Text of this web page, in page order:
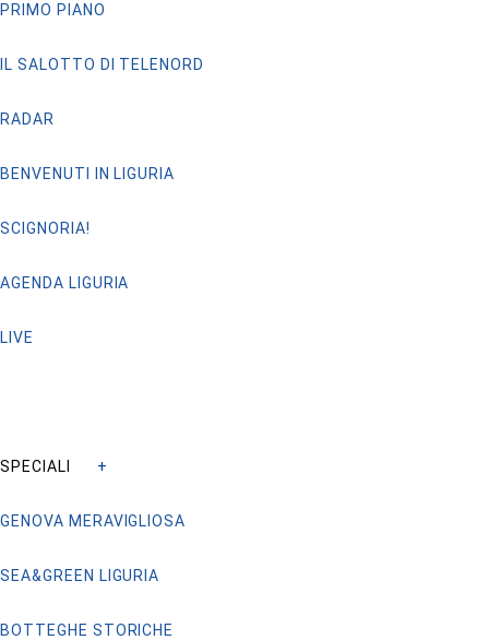
PRIMO PIANO
IL SALOTTO DI TELENORD
RADAR
BENVENUTI IN LIGURIA
SCIGNORIA!
AGENDA LIGURIA
LIVE
SPECIALI
GENOVA MERAVIGLIOSA
SEA&GREEN LIGURIA
BOTTEGHE STORICHE